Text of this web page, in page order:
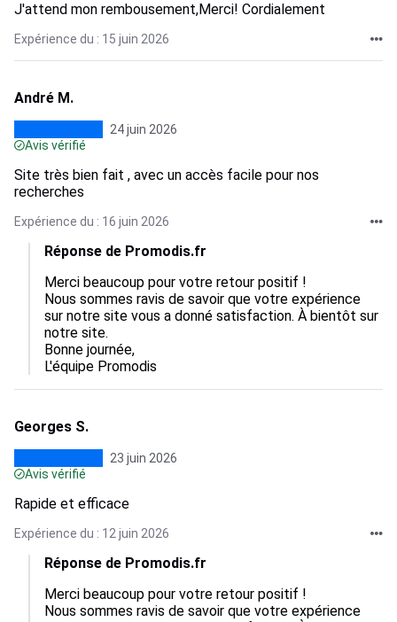
J'attend mon rembousement,Merci! Cordialement
Expérience du : 15 juin 2026
André M.
24 juin 2026
Avis vérifié
Site très bien fait , avec un accès facile pour nos
recherches
Expérience du : 16 juin 2026
Réponse de Promodis.fr
Merci beaucoup pour votre retour positif !
Nous sommes ravis de savoir que votre expérience
sur notre site vous a donné satisfaction. À bientôt sur
notre site.
Bonne journée,
L'équipe Promodis
Georges S.
23 juin 2026
Avis vérifié
Rapide et efficace
Expérience du : 12 juin 2026
Réponse de Promodis.fr
Merci beaucoup pour votre retour positif !
Nous sommes ravis de savoir que votre expérience